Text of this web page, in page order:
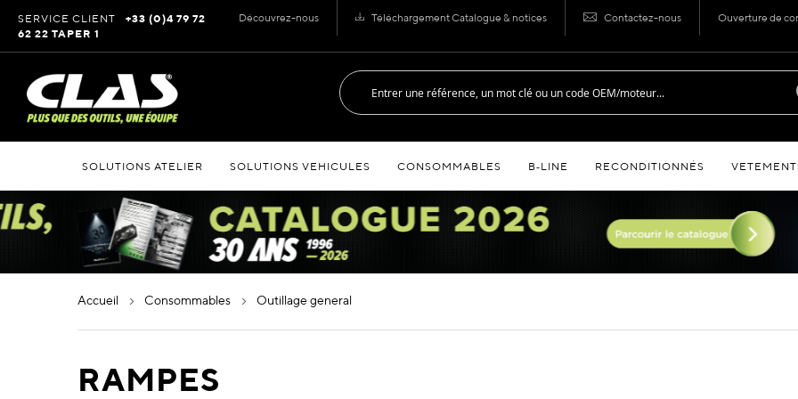
Découvrez-nous Téléchargement Catalogue & notices Contactez-nous Ouverture de
au
contenu
SERVICE CLIENT
+33 (0)4 79 72
62 22 TAPER 1
SOLUTIONS ATELIER SOLUTIONS VEHICULES CONSOMMABLES B‑LINE RECONDITIONNÉS
accueil consommables outillage general
RAMPES